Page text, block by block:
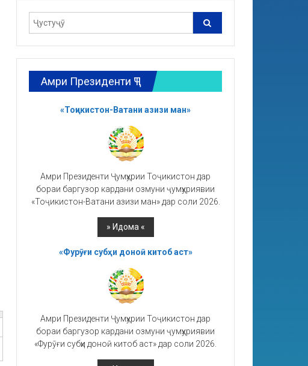
Амри Президенти ҶТ
«Тоҷикистон-Ватани азизи ман»
Амри Президенти Ҷумҳурии Тоҷикистон дар
бораи баргузор кардани озмуни ҷумҳуриявии
«Тоҷикистон-Ватани азизи ман» дар соли 2026.
«Фурӯғи субҳи доноӣ китоб аст»
Амри Президенти Ҷумҳурии Тоҷикистон дар
бораи баргузор кардани озмуни ҷумҳуриявии
«Фурӯғи субҳи доноӣ китоб аст» дар соли 2026.